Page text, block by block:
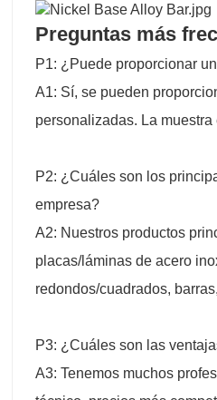
Preguntas más
P1: ¿Puede proporcionar
A1: Sí, se pueden
personalizadas. La muestra
P2: ¿Cuáles son los
empresa?
A2: Nuestros productos
placas/láminas de acero
redondos/cuadrados,
P3: ¿Cuáles son las
A3: Tenemos muchos